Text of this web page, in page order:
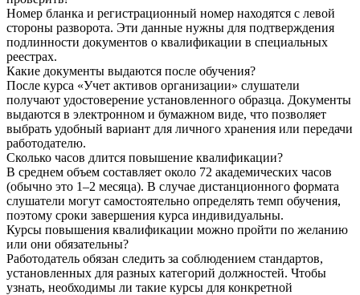
Номер бланка и регистрационный номер находятся с левой
стороны разворота. Эти данные нужны для подтверждения
подлинности документов о квалификации в специальных
реестрах.
Какие документы выдаются после обучения?
После курса «Учет активов организации» слушатели
получают удостоверение установленного образца. Документы
выдаются в электронном и бумажном виде, что позволяет
выбрать удобный вариант для личного хранения или передачи
работодателю.
Сколько часов длится повышение квалификации?
В среднем объем составляет около 72 академических часов
(обычно это 1–2 месяца). В случае дистанционного формата
слушатели могут самостоятельно определять темп обучения,
поэтому сроки завершения курса индивидуальны.
Курсы повышения квалификации можно пройти по желанию
или они обязательны?
Работодатель обязан следить за соблюдением стандартов,
установленных для разных категорий должностей. Чтобы
узнать, необходимы ли такие курсы для конкретной